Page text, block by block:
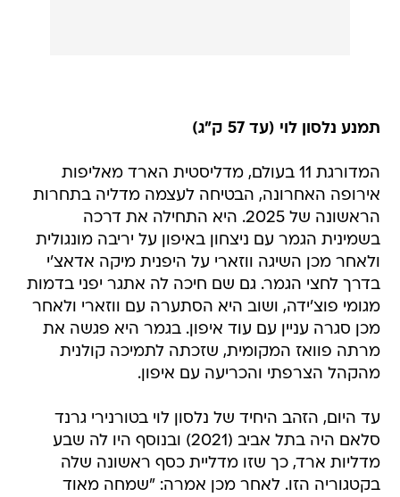
תמנע נלסון לוי (עד 57 ק"ג)
המדורגת 11 בעולם, מדליסטית הארד מאליפות
אירופה האחרונה, הבטיחה לעצמה מדליה בתחרות
הראשונה של 2025. היא התחילה את דרכה
בשמינית הגמר עם ניצחון באיפון על יריבה מונגולית
ולאחר מכן השיגה ווזארי על היפנית מיקה אדאצ'י
בדרך לחצי הגמר. גם שם חיכה לה אתגר יפני בדמות
מגומי פוצ'ידה, ושוב היא הסתערה עם ווזארי ולאחר
מכן סגרה עניין עם עוד איפון. בגמר היא פגשה את
מרתה פוואז המקומית, שזכתה לתמיכה קולנית
מהקהל הצרפתי והכריעה עם איפון.
עד היום, הזהב היחיד של נלסון לוי בטורנירי גרנד
סלאם היה בתל אביב (2021) ובנוסף היו לה שבע
מדליות ארד, כך שזו מדליית כסף ראשונה שלה
בקטגוריה הזו. לאחר מכן אמרה: "שמחה מאוד